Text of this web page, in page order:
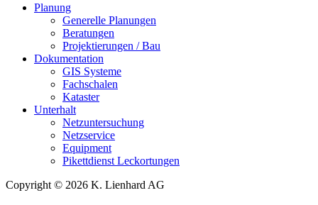
Planung
Generelle Planungen
Beratungen
Projektierungen / Bau
Dokumentation
GIS Systeme
Fachschalen
Kataster
Unterhalt
Netzuntersuchung
Netzservice
Equipment
Pikettdienst Leckortungen
Copyright © 2026 K. Lienhard AG